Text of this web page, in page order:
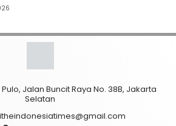
Jalan Buncit Raya No. 38B, Jakarta
Selatan